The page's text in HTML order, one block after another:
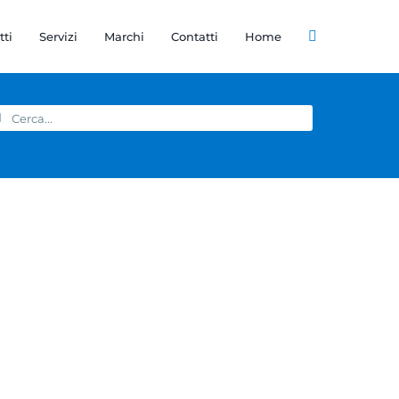
Servizi Marchi Contatti Home